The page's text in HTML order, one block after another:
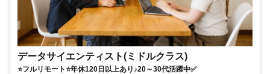
データサイエンティスト(ミドルクラス)
⭐フルリモート⭐年休120日以上あり♪20～30代活躍中✅